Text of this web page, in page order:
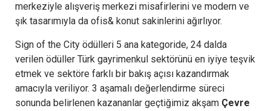
merkeziyle alışveriş merkezi misafirlerini ve modern ve
şık tasarımıyla da ofis& konut sakinlerini ağırlıyor.
Sign of the City ödülleri 5 ana kategoride, 24 dalda
verilen ödüller Türk gayrimenkul sektörünü en iyiye teşvik
etmek ve sektöre farklı bir bakış açısı kazandırmak
amacıyla veriliyor. 3 aşamalı değerlendirme süreci
sonunda belirlenen kazananlar geçtiğimiz akşam Çevre